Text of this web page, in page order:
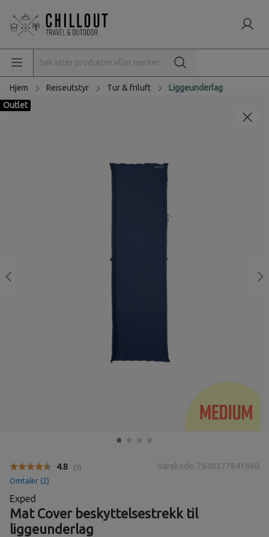
Hjem Reiseutstyr Tur & friluft
Liggeunderlag
Outlet
Gjennomsnittskarakter:
4.8 ( stemmer:
5)
Omtaler (2)
Varekode: 7640277841680
Exped
Mat Cover beskyttelsestrekk til
liggeunderlag